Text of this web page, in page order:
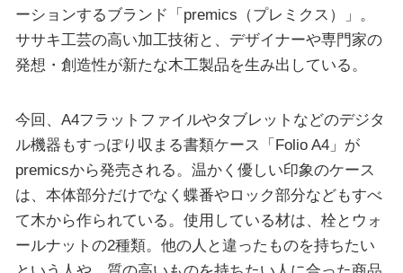
ーションするブランド「premics（プレミクス）」。
ササキ工芸の高い加工技術と、デザイナーや専門家の
発想・創造性が新たな木工製品を生み出している。
今回、A4フラットファイルやタブレットなどのデジタ
ル機器もすっぽり収まる書類ケース「Folio A4」が
premicsから発売される。温かく優しい印象のケース
は、本体部分だけでなく蝶番やロック部分などもすべ
て木から作られている。使用している材は、栓とウォ
ールナットの2種類。他の人と違ったものを持ちたい